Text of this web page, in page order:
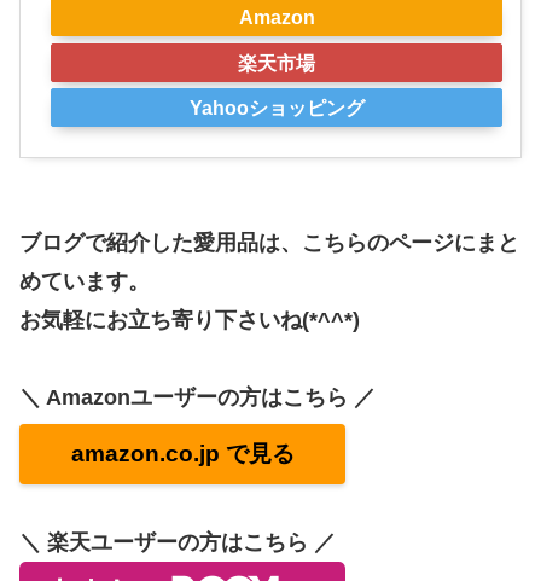
Amazon
楽天市場
Yahooショッピング
ブログで紹介した愛用品は、こちらのページにまと
めています。
お気軽にお立ち寄り下さいね(*^^*)
＼ Amazonユーザーの方はこちら ／
amazon.co.jp で見る
＼ 楽天ユーザーの方はこちら ／